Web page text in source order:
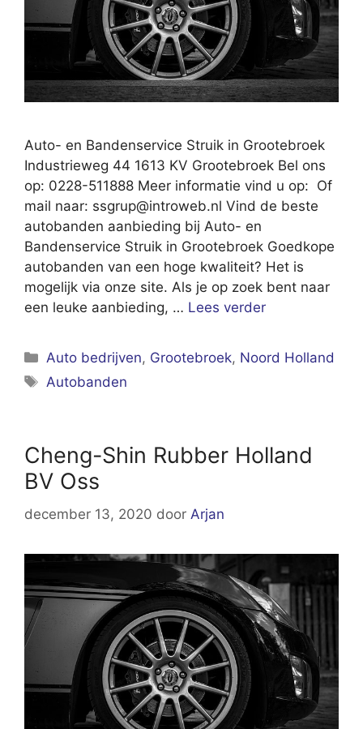
Auto- en Bandenservice Struik in Grootebroek
Industrieweg 44 1613 KV Grootebroek Bel ons
op: 0228-511888 Meer informatie vind u op: Of
mail naar: ssgrup@introweb.nl Vind de beste
autobanden aanbieding bij Auto- en
Bandenservice Struik in Grootebroek Goedkope
autobanden van een hoge kwaliteit? Het is
mogelijk via onze site. Als je op zoek bent naar
een leuke aanbieding, … Lees verder
Categorieën
Auto bedrijven, Grootebroek, Noord Holland
Tags
Autobanden
Cheng-Shin Rubber Holland
BV Oss
december 13, 2020 door Arjan